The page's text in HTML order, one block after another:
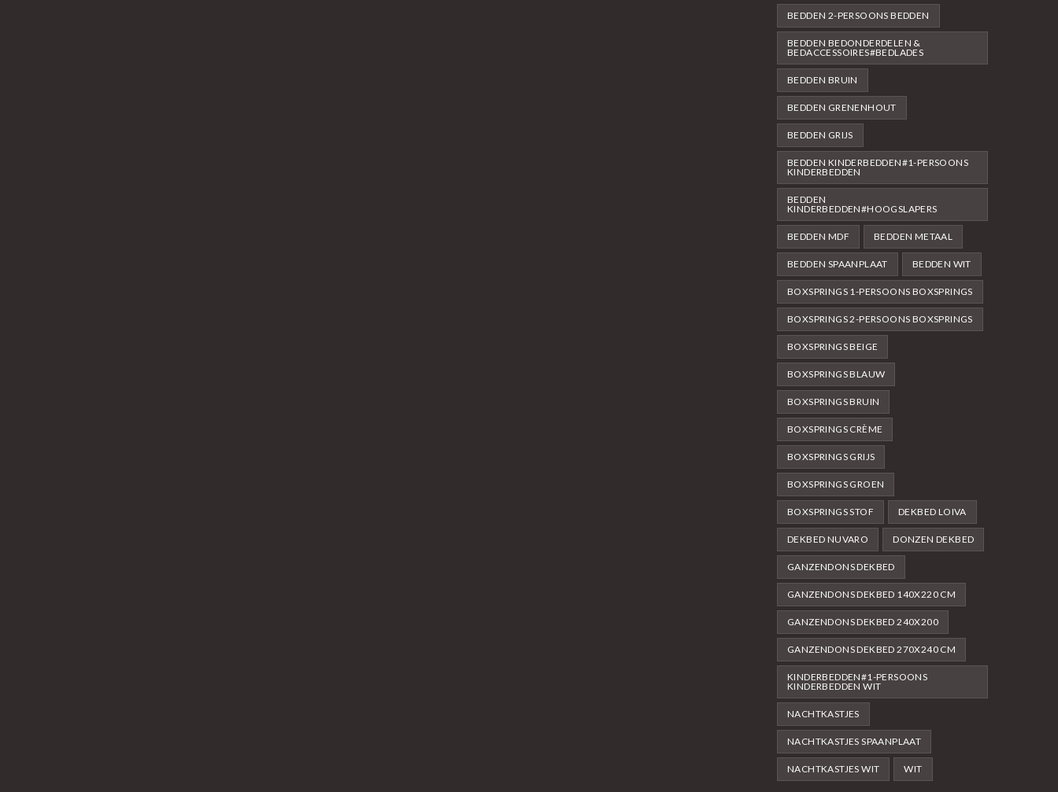
BEDDEN 2-PERSOONS BEDDEN
BEDDEN BEDONDERDELEN &
BEDACCESSOIRES#BEDLADES
BEDDEN BRUIN
BEDDEN GRENENHOUT
BEDDEN GRIJS
BEDDEN KINDERBEDDEN#1-PERSOONS
KINDERBEDDEN
BEDDEN
KINDERBEDDEN#HOOGSLAPERS
BEDDEN MDF BEDDEN METAAL
BEDDEN SPAANPLAAT BEDDEN WIT
BOXSPRINGS 1-PERSOONS BOXSPRINGS
BOXSPRINGS 2-PERSOONS BOXSPRINGS
BOXSPRINGS BEIGE
BOXSPRINGS BLAUW
BOXSPRINGS BRUIN
BOXSPRINGS CRÈME
BOXSPRINGS GRIJS
BOXSPRINGS GROEN
BOXSPRINGS STOF DEKBED LOIVA
DEKBED NUVARO DONZEN DEKBED
GANZENDONS DEKBED
GANZENDONS DEKBED 140X220 CM
GANZENDONS DEKBED 240X200
GANZENDONS DEKBED 270X240 CM
KINDERBEDDEN#1-PERSOONS
KINDERBEDDEN WIT
NACHTKASTJES
NACHTKASTJES SPAANPLAAT
NACHTKASTJES WIT WIT